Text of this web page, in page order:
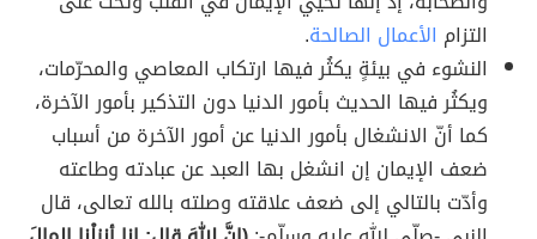
التزام الأعمال الصالحة.
النشوء في بيئةٍ يكثُر فيها ارتكاب المعاصي والمحرّمات،
ويكثُر فيها الحديث بأمور الدنيا دون التذكير بأمور الآخرة،
كما أنّ الانشغال بأمور الدنيا عن أمور الآخرة من أسباب
ضعف الإيمان إن انشغل بها العبد عن عبادته وطاعته
وأدّت بالتالي إلى ضعف علاقته وصلته بالله تعالى، قال